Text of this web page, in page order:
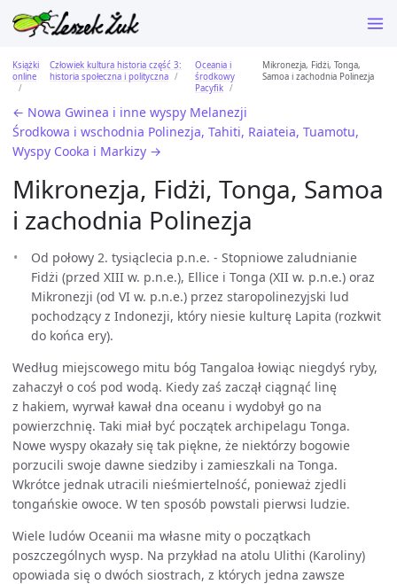
Książki
online
Człowiek kultura historia część 3:
historia społeczna i polityczna
Oceania i
środkowy
Pacyfik
Mikronezja, Fidżi, Tonga,
Samoa i zachodnia Polinezja
← Nowa Gwinea i inne wyspy Melanezji
Środkowa i wschodnia Polinezja, Tahiti, Raiateia, Tuamotu,
Wyspy Cooka i Markizy →
Mikronezja, Fidżi, Tonga, Samoa
i zachodnia Polinezja
Od połowy 2. tysiąclecia p.n.e. - Stopniowe zaludnianie
Fidżi (przed XIII w. p.n.e.), Ellice i Tonga (XII w. p.n.e.) oraz
Mikronezji (od VI w. p.n.e.) przez staropolinezyjski lud
pochodzący z Indonezji, który niesie kulturę Lapita (rozkwit
do końca ery).
Według miejscowego mitu bóg Tangaloa łowiąc niegdyś ryby,
zahaczył o coś pod wodą. Kiedy zaś zaczął ciągnąć linę
z hakiem, wyrwał kawał dna oceanu i wydobył go na
powierzchnię. Taki miał być początek archipelagu Tonga.
Nowe wyspy okazały się tak piękne, że niektórzy bogowie
porzucili swoje dawne siedziby i zamieszkali na Tonga.
Wkrótce jednak utracili nieśmiertelność, ponieważ zjedli
tongańskie owoce. W ten sposób powstali pierwsi ludzie.
Wiele ludów Oceanii ma własne mity o początkach
poszczególnych wysp. Na przykład na atolu Ulithi (Karoliny)
opowiada się o dwóch siostrach, z których jedna zawsze